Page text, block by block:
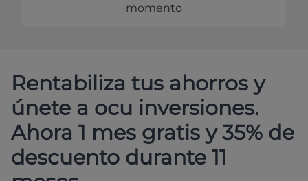
momento
Rentabiliza tus ahorros y
únete a ocu inversiones.
Ahora 1 mes gratis y 35% de
descuento durante 11